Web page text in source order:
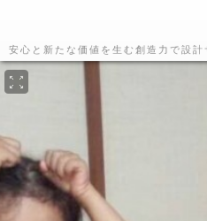
安心と新たな価値を生む創造力で設計